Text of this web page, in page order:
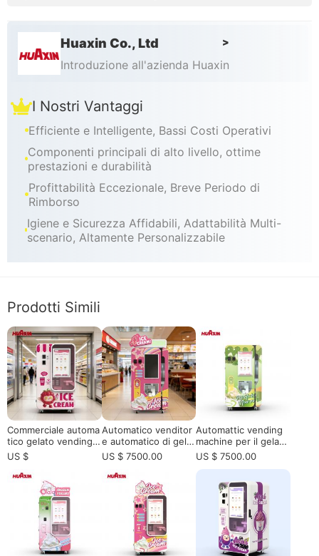
sprechi. Il nostro mix supporta la creazione di numer
osi sapori quando abbinato a salse e condimenti, mig
liorando la soddisfazione dei clienti e le vendite ripet
ute. Con ingredienti di alta qualità, conformità agli st
dicato, è la base affidabile per un 'operazione di distri
e. Scegli il mix di cui si fidano produttori e operatori i
n tutto il mondo.
Huaxin Co., Ltd >
Introduzione all'azienda Huaxin
I Nostri Vantaggi
Efficiente e Intelligente, Bassi Costi Operativi
Componenti principali di alto livello, ottime
prestazioni e durabilità
Profittabilità Eccezionale, Breve Periodo di
Rimborso
Igiene e Sicurezza Affidabili, Adattabilità Multi-
scenario, Altamente Personalizzabile
Prodotti Simili
Commerciale automa
tico gelato vending
machine per centro
commerciale| Alta RO
I Self-service gelato
macchina 2026
US $
Automatico venditor
e automatico di gelat
i Soft Serve: il futuro
della vendita al detta
glio senza equipaggi
US $ 7500.00
Automattic vending
machine per il gelato
Un 'alternativa di fra
nchising per rivendit
ori europei, operator
i vending e partner d
i localizzazione di rev
enue sharing
US $ 7500.00